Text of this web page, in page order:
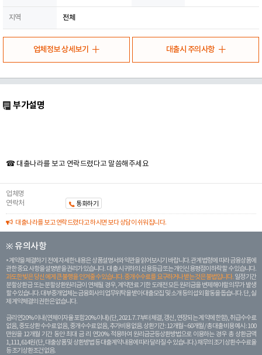
지역 전체
업체정보 상세보기 대출시 주의사항
부가설명
☎ 대출나라를 보고 연락드렸다고 말씀해주세요
업체명
연락처
통화하기
대출나라를 보고 연락드렸다고 하시면 보다 상담이 쉬워집니다.
※ 유의사항
계약을 체결하기 전에 자세한 내용은 상품설명서와 약관을 읽어보시기 바랍니다. 관계 법령에 따라 금융상품에
관한 중요 사항을 설명받을 권리가 있습니다. 대 출 시 귀하의 신용등급 또는 개인신용평점이 하락할 수 있습니다.
과도한 빚은 당신 에게 큰 불행을 안겨줄 수 있습니다. 중개수수료를 요구하거나 받는 것은 불법입니다. 일정 기간
분할상환금 또는 분할상환원리금이 연체될 경우, 계약만료 기한 도래전 모든 원리금을 변제해야할 의무가 발생
할 수 있습니다. 대부중개업체는 금융회사의 업무위탁을 받아 대출모집 및 소개 등의 섭외 활동을 돕습니다. 단, 실
제 계약체결의 권한은 없습니다.
금리 연20% 이내 (연체이자율 포함 20% 이내) (단, 2021. 7. 7부터 체결, 갱신, 연장되는 계 약에 한함), 취급수수료
없음, 중도상환 수수료 없음, 중개수수료 없음, 추가비용 없음. 상환기간 : 12개월 ~ 60개월 / 총 대출 비용 예시 : 100
만원을 12개월 기간 동안 최대 금 리 연20% 적용하여 원리금균등상환방법으로 이용하는 경우 총 상환금액
1,111,614원 (단, 대출상품 및 상환방법 등 대출계약 내용에 따라 달라질 수 있습니다.) 채무의 조기 상환수수료율
등 조기상환조건 없음.